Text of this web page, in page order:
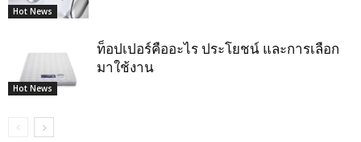
Hot News
Hot News
ท็อปเปอร์คืออะไร ประโยชน์ และการเลือก
มาใช้งาน